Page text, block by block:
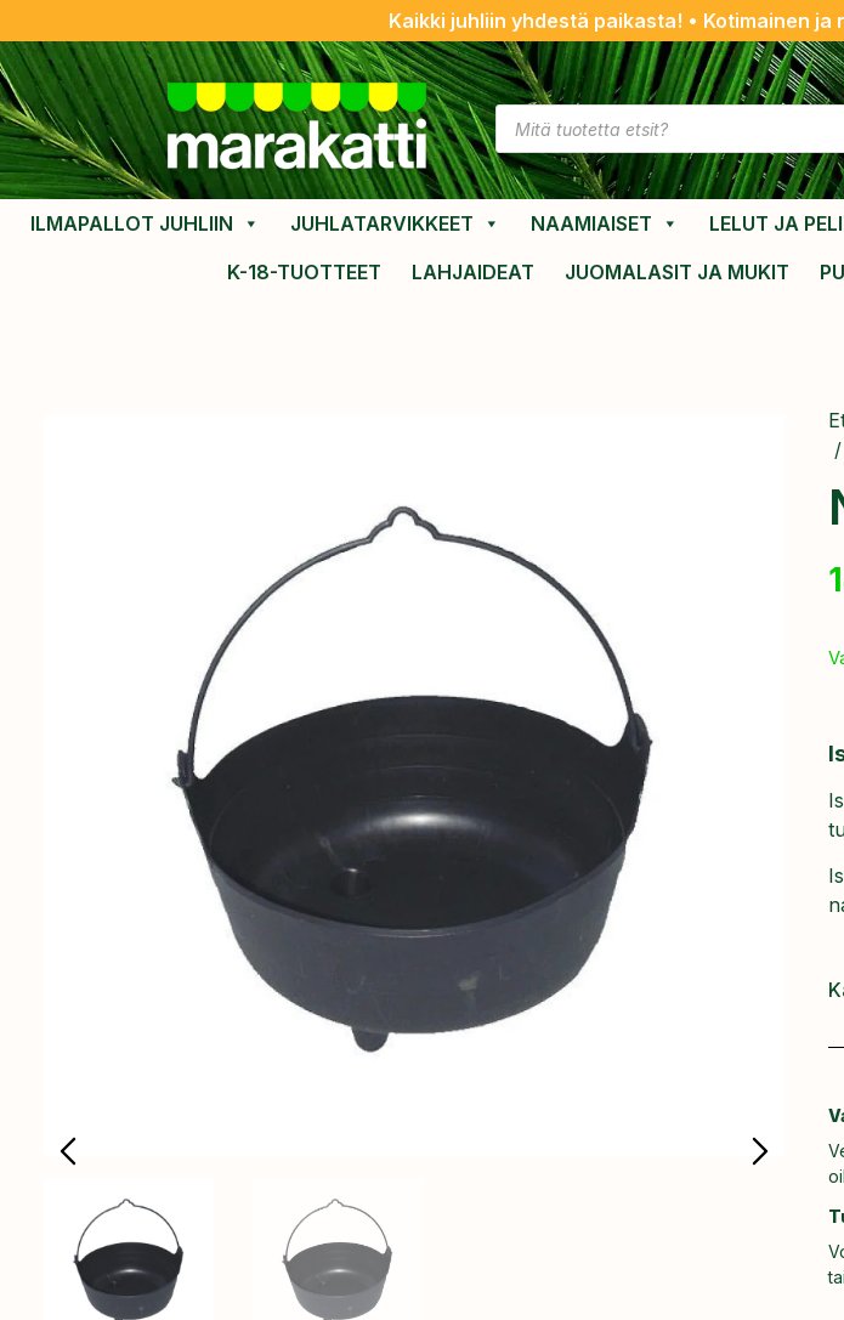
Kaikki juhliin yhdestä paikasta! • Kotimainen
ILMAPALLOT JUHLIIN JUHLATARVIKKEET NAAMIAISET LELUT JA
K-18-TUOTTEET
LAHJAIDEAT JUOMALASIT JA MUKIT